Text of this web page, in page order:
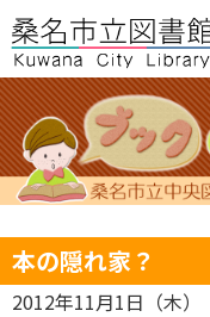
本の隠れ家？
2012年11月1日（木）